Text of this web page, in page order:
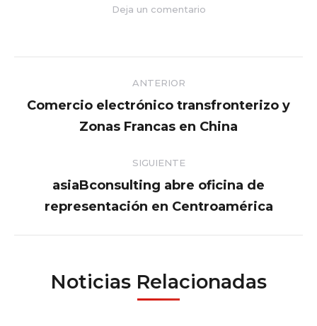
Deja un comentario
Navegación
entre
publicaciones
ANTERIOR
anterior:
Comercio electrónico transfronterizo y
Zonas Francas en China
SIGUIENTE
Publicación
siguiente:
asiaBconsulting abre oficina de
representación en Centroamérica
Noticias Relacionadas